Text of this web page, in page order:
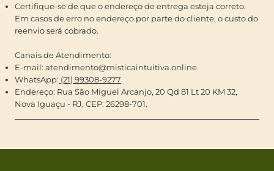
Certifique-se de que o endereço de entrega esteja correto.
Em casos de erro no endereço por parte do cliente, o custo do
reenvio será cobrado.
Canais de Atendimento:
E-mail:atendimento@misticaintuitiva.online
WhatsApp: (21) 99308-9277
Endereço: Rua São Miguel Arcanjo, 20 Qd 81 Lt 20 KM 32,
Nova Iguaçu - RJ, CEP: 26298-701.